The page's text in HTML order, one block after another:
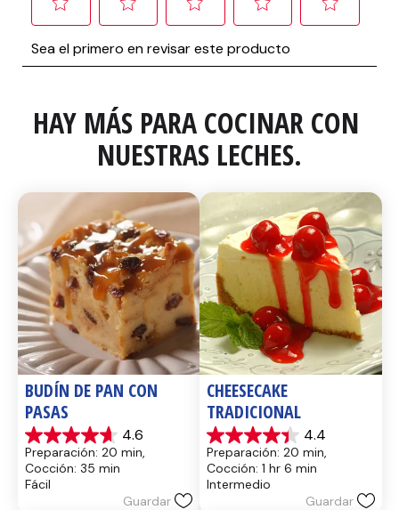
HAY MÁS PARA COCINAR CON
NUESTRAS LECHES.
BUDÍN DE PAN CON
PASAS
4.6
4.6
de
5
estrellas.
Preparación: 20 min,
Cocción: 35 min
Fácil
Guardar
CHEESECAKE
TRADICIONAL
4.4
4.4
de
5
estrellas.
Preparación: 20 min,
Cocción: 1 hr 6 min
Intermedio
Guardar